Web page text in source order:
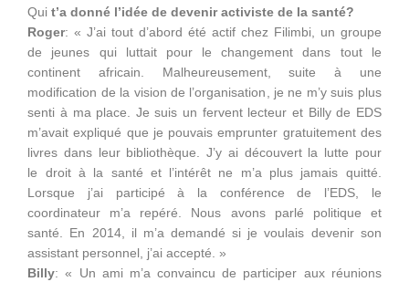
Qui t’a donné l’idée de devenir activiste de la santé?
Roger: « J’ai tout d’abord été actif chez Filimbi, un groupe
de jeunes qui luttait pour le changement dans tout le
continent africain. Malheureusement, suite à une
modification de la vision de l’organisation, je ne m’y suis plus
senti à ma place. Je suis un fervent lecteur et Billy de EDS
m’avait expliqué que je pouvais emprunter gratuitement des
livres dans leur bibliothèque. J’y ai découvert la lutte pour
le droit à la santé et l’intérêt ne m’a plus jamais quitté.
Lorsque j’ai participé à la conférence de l’EDS, le
coordinateur m’a repéré. Nous avons parlé politique et
santé. En 2014, il m’a demandé si je voulais devenir son
assistant personnel, j’ai accepté. »
Billy: « Un ami m’a convaincu de participer aux réunions